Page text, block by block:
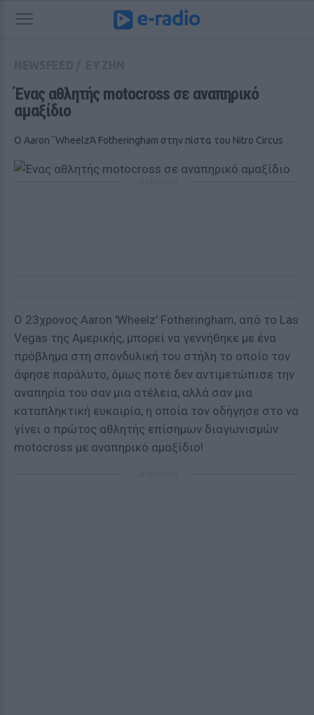
Ένας αθλητής motocross σε αναπηρικό
αμαξίδιο
Ο Aaron ΅WheelzΆ Fotheringham στην πίστα του Nitro Circus
Ο 23χρονος Aaron 'Wheelz' Fotheringham, από το Las
Vegas της Αμερικής, μπορεί να γεννήθηκε με ένα
πρόβλημα στη σπονδυλική του στήλη το οποίο τον
άφησε παράλυτο, όμως ποτέ δεν αντιμετώπισε την
αναπηρία του σαν μια ατέλεια, αλλά σαν μια
καταπληκτική ευκαιρία, η οποία τον οδήγησε στο να
γίνει ο πρώτος αθλητής επίσημων διαγωνισμών
motocross με αναπηρικό αμαξίδιο!